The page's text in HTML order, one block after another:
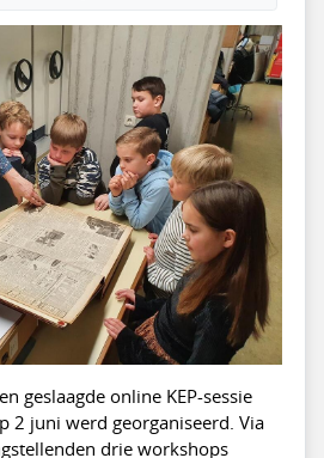
geslaagde online KEP-sessie
2 juni werd georganiseerd. Via
drie workshops